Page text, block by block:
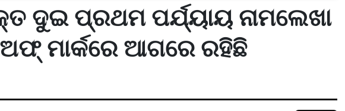
ଦୁଇ ପ୍ରଥମ ପର୍ଯ୍ୟାୟ ନାମଲେଖା
ମାର୍କରେ ଆଗରେ ରହିଛି